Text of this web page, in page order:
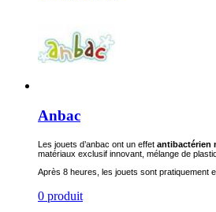
Anbac
Les jouets d’anbac ont un effet antibactérien
matériaux exclusif innovant, mélange de
Après 8 heures, les jouets sont pratiquement
0 produit